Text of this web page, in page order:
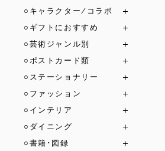
○キャラクター/コラボ
○ギフトにおすすめ
○芸術ジャンル別
○ポストカード類
○ステーショナリー
○ファッション
○インテリア
○ダイニング
○書籍･図録